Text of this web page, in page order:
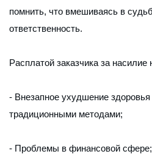
помнить, что вмешиваясь в
ответственность.
Расплатой заказчика за
- Внезапное ухудшение
традиционными методами;
- Проблемы в финансовой сфере;